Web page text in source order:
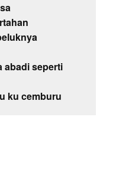
abadi seperti
ku cemburu